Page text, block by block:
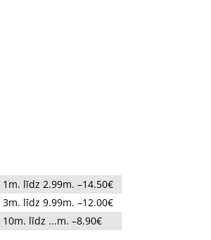
1m. līdz 2.99m. –14.50€
3m. līdz 9.99m. –12.00€
10m. līdz ...m. –8.90€